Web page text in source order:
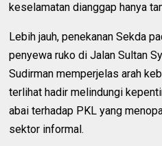
keselamatan dianggap hanya
Lebih jauh, penekanan Sekda
penyewa ruko di Jalan Sultan
Sudirman memperjelas arah
terlihat hadir melindungi
abai terhadap PKL yang
sektor informal.